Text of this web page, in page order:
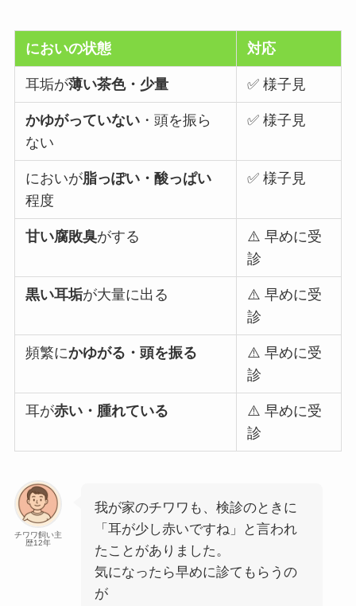
においの状態 対応
耳垢が薄い茶色・少量 ✅ 様子見
かゆがっていない ・頭を振ら
ない
✅ 様子見
においが脂っぽい・酸っぱい
程度
✅ 様子見
甘い腐敗臭がする
⚠️ 早めに受
診
黒い耳垢が大量に出る
⚠️ 早めに受
診
頻繁にかゆがる・頭を振る
⚠️ 早めに受
診
耳が赤い・腫れている
⚠️ 早めに受
診
チワワ飼い主
歴12年
我が家のチワワも、検診のときに
「耳が少し赤いですね」と言われ
たことがありました。
気になったら早めに診てもらうの
が